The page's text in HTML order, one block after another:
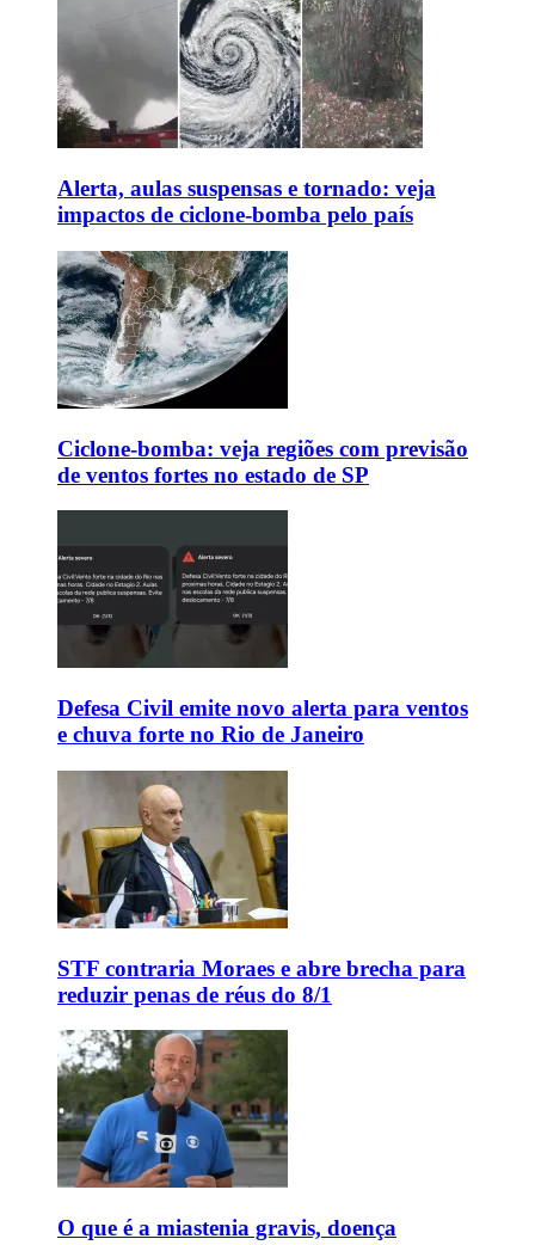
Alerta, aulas suspensas e tornado: veja
impactos de ciclone-bomba pelo país
Ciclone-bomba: veja regiões com previsão
de ventos fortes no estado de SP
Defesa Civil emite novo alerta para ventos
e chuva forte no Rio de Janeiro
STF contraria Moraes e abre brecha para
reduzir penas de réus do 8/1
O que é a miastenia gravis, doença